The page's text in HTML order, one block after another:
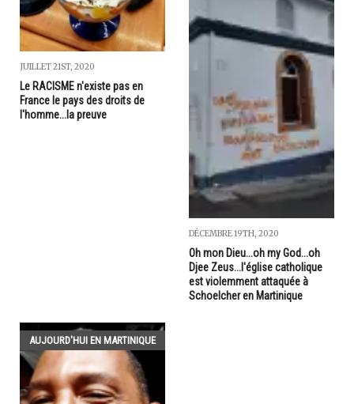
JUILLET 21ST, 2020
Le RACISME n'existe pas en
France le pays des droits de
l'homme...la preuve
DÉCEMBRE 19TH, 2020
Oh mon Dieu...oh my God...oh
Djee Zeus...l'église catholique
est violemment attaquée à
Schoelcher en Martinique
AUJOURD'HUI EN MARTINIQUE